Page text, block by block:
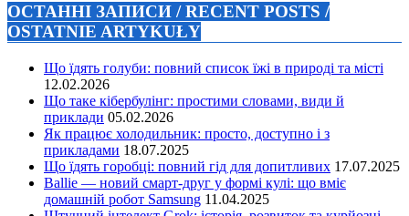
ОСТАННІ ЗАПИСИ / RECENT POSTS /
OSTATNIE ARTYKUŁY
Що їдять голуби: повний список їжі в природі та місті
12.02.2026
Що таке кібербулінг: простими словами, види й
приклади 05.02.2026
Як працює холодильник: просто, доступно і з
прикладами 18.07.2025
Що їдять горобці: повний гід для допитливих 17.07.2025
Ballie — новий смарт-друг у формі кулі: що вміє
домашній робот Samsung 11.04.2025